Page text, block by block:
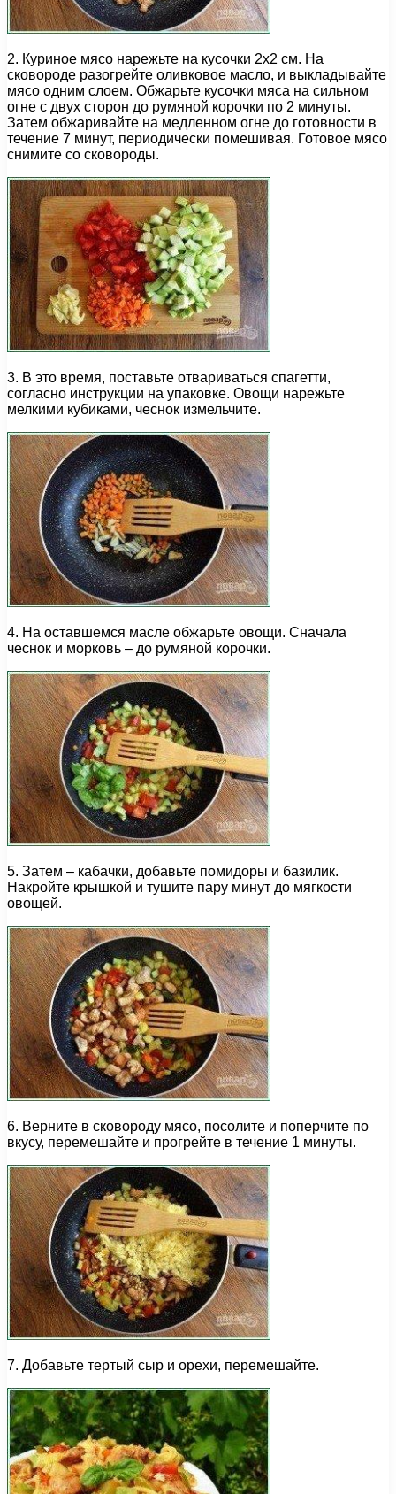
2. Куриное мясо нарежьте на кусочки 2х2 см. На
сковороде разогрейте оливковое масло, и выкладывайте
мясо одним слоем. Обжарьте кусочки мяса на сильном
огне с двух сторон до румяной корочки по 2 минуты.
Затем обжаривайте на медленном огне до готовности в
течение 7 минут, периодически помешивая. Готовое мясо
снимите со сковороды.
3. В это время, поставьте отвариваться спагетти,
согласно инструкции на упаковке. Овощи нарежьте
мелкими кубиками, чеснок измельчите.
4. На оставшемся масле обжарьте овощи. Сначала
чеснок и морковь – до румяной корочки.
5. Затем – кабачки, добавьте помидоры и базилик.
Накройте крышкой и тушите пару минут до мягкости
овощей.
6. Верните в сковороду мясо, посолите и поперчите по
вкусу, перемешайте и прогрейте в течение 1 минуты.
7. Добавьте тертый сыр и орехи, перемешайте.